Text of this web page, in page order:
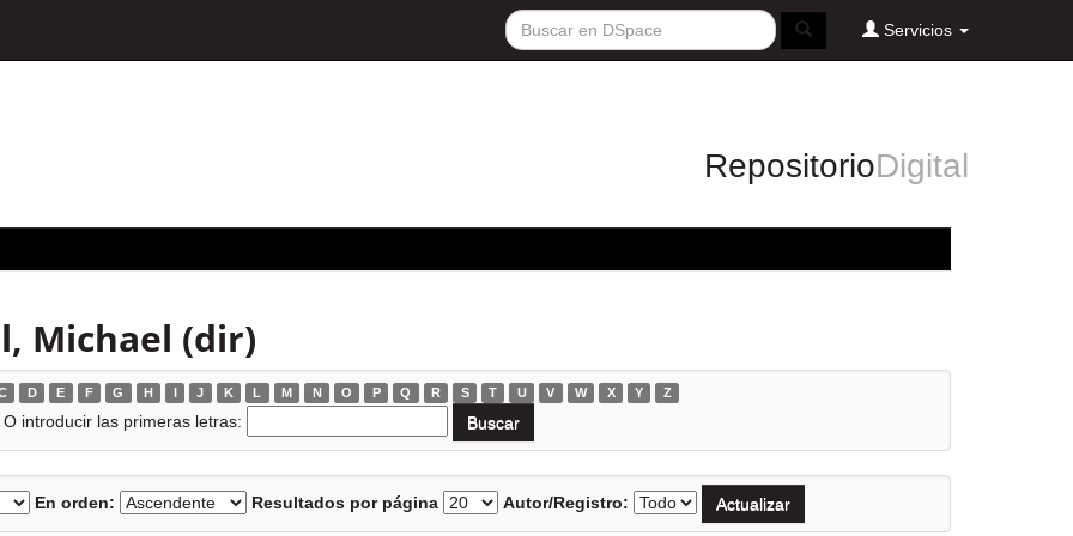
Servicios
RepositorioDigital
Michael (dir)
D E F G H I J K L M N O P Q R S T U V W X Y Z
O introducir las primeras letras:
En orden: Resultados por página Autor/Registro: